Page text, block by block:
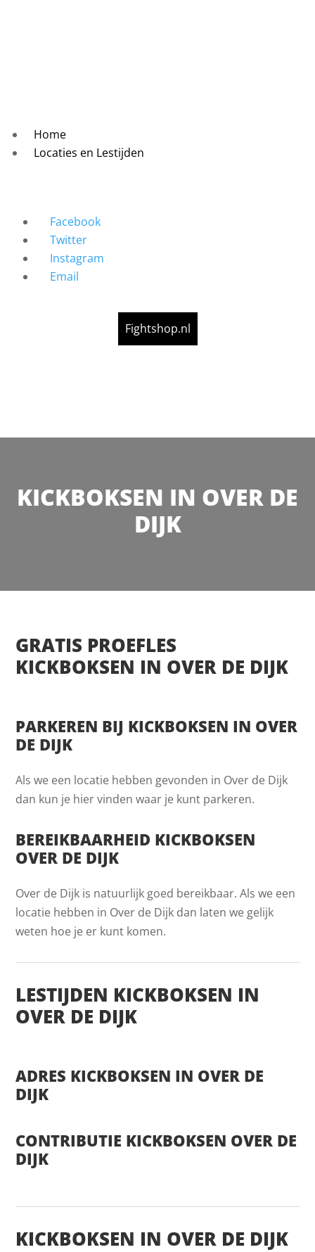
Home
Locaties en Lestijden
Facebook
Twitter
Instagram
Email
Fightshop.nl
KICKBOKSEN IN OVER DE
DIJK
GRATIS PROEFLES
KICKBOKSEN IN OVER DE DIJK
PARKEREN BIJ KICKBOKSEN IN OVER
DE DIJK
Als we een locatie hebben gevonden in Over de Dijk
dan kun je hier vinden waar je kunt parkeren.
BEREIKBAARHEID KICKBOKSEN
OVER DE DIJK
Over de Dijk is natuurlijk goed bereikbaar. Als we een
locatie hebben in Over de Dijk dan laten we gelijk
weten hoe je er kunt komen.
LESTIJDEN KICKBOKSEN IN
OVER DE DIJK
ADRES KICKBOKSEN IN OVER DE
DIJK
CONTRIBUTIE KICKBOKSEN OVER DE
DIJK
KICKBOKSEN IN OVER DE DIJK